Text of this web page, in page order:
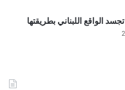
الواقع اللبناني بطريقتها